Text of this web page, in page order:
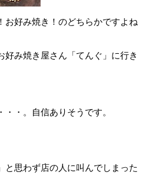
お好み焼き！のどちらかですよね
好み焼き屋さん「てんぐ」に行き
・・。自信ありそうです。
と思わず店の人に叫んでしまった